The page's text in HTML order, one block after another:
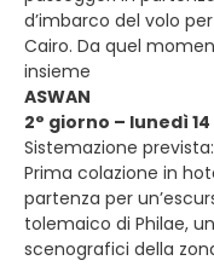
d’imbarco del volo
Cairo. Da quel
insieme
ASWAN
2° giorno – lunedì
Sistemazione
Prima colazione in
partenza per
tolemaico di Philae,
scenografici della